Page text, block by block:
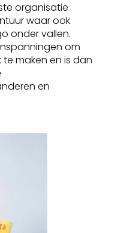
organisatie
waar ook
onder vallen.
om
maken en is dan
en